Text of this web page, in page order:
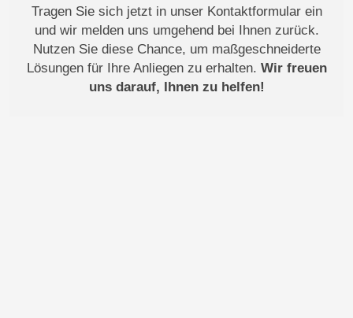
Tragen Sie sich jetzt in unser Kontaktformular ein
und wir melden uns umgehend bei Ihnen zurück.
Nutzen Sie diese Chance, um maßgeschneiderte
Lösungen für Ihre Anliegen zu erhalten. Wir freuen
uns darauf, Ihnen zu helfen!